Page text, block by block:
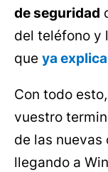
de seguridad
del teléfono y
que ya
Con todo
vuestro
de las
llegando a